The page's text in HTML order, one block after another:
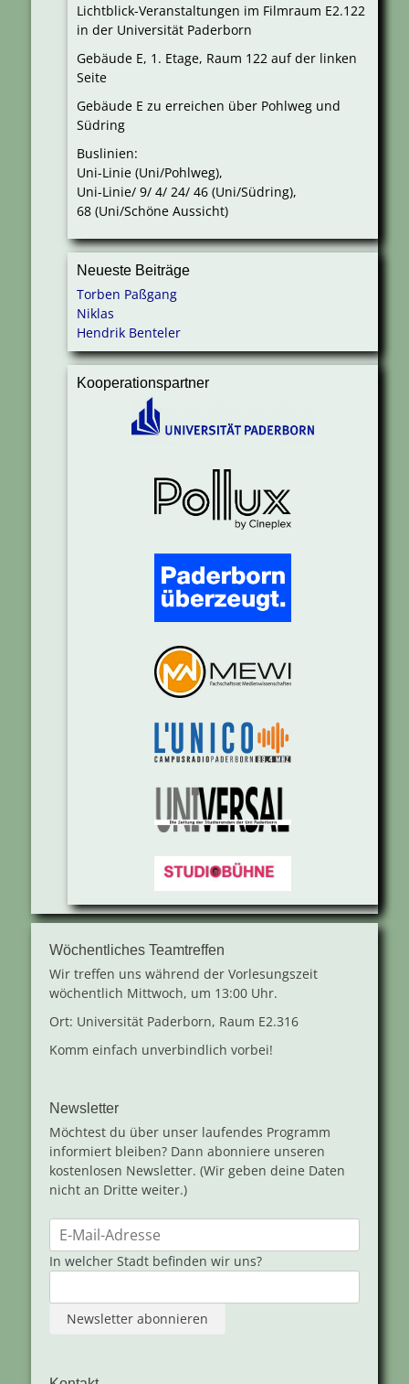
Lichtblick-Veranstaltungen im Filmraum E2.122
in der Universität Paderborn
Gebäude E, 1. Etage, Raum 122 auf der linken
Seite
Gebäude E zu erreichen über Pohlweg und
Südring
Buslinien:
Uni-Linie (Uni/Pohlweg),
Uni-Linie/ 9/ 4/ 24/ 46 (Uni/Südring),
68 (Uni/Schöne Aussicht)
Neueste Beiträge
Torben Paßgang
Niklas
Hendrik Benteler
Kooperationspartner
Wöchentliches Teamtreffen
Wir treffen uns während der Vorlesungszeit
wöchentlich Mittwoch, um 13:00 Uhr.
Ort: Universität Paderborn, Raum E2.316
Komm einfach unverbindlich vorbei!
Newsletter
Möchtest du über unser laufendes Programm
informiert bleiben? Dann abonniere unseren
kostenlosen Newsletter. (Wir geben deine Daten
nicht an Dritte weiter.)
In welcher Stadt befinden wir uns?